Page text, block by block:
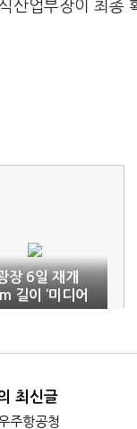
산업부장이 최종
장 6일 재개
길이 ‘미디어
보여
최신글
주항공청